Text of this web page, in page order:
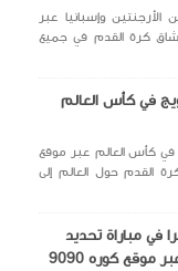
وإسبانيا عبر
أنظار عشاق كرة القدم في جميع
في كأس العالم
في كأس العالم عبر موقع
كرة القدم حول العالم إلى
في مباراة تحديد
كوره 9090